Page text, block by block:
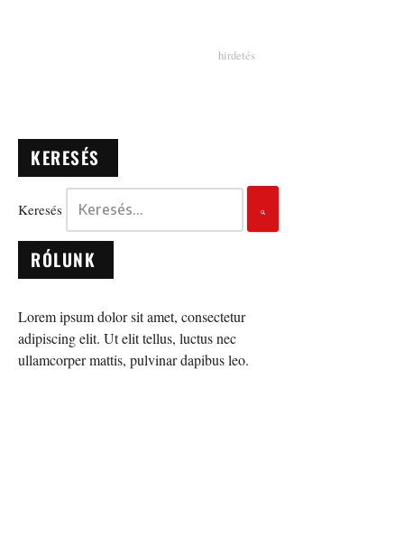
KERESÉS
Keresés
RÓLUNK
Lorem ipsum dolor sit amet, consectetur
adipiscing elit. Ut elit tellus, luctus nec
ullamcorper mattis, pulvinar dapibus leo.